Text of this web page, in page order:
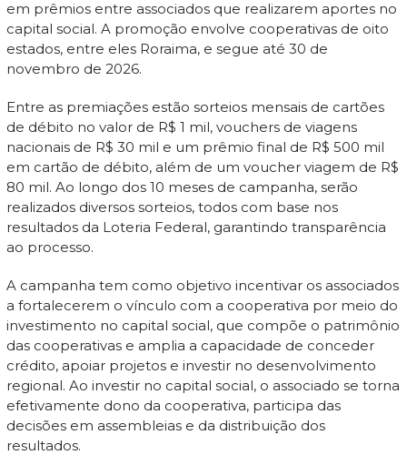
em prêmios entre associados que realizarem aportes no
capital social. A promoção envolve cooperativas de oito
estados, entre eles Roraima, e segue até 30 de
novembro de 2026.
Entre as premiações estão sorteios mensais de cartões
de débito no valor de R$ 1 mil, vouchers de viagens
nacionais de R$ 30 mil e um prêmio final de R$ 500 mil
em cartão de débito, além de um voucher viagem de R$
80 mil. Ao longo dos 10 meses de campanha, serão
realizados diversos sorteios, todos com base nos
resultados da Loteria Federal, garantindo transparência
ao processo.
A campanha tem como objetivo incentivar os associados
a fortalecerem o vínculo com a cooperativa por meio do
investimento no capital social, que compõe o patrimônio
das cooperativas e amplia a capacidade de conceder
crédito, apoiar projetos e investir no desenvolvimento
regional. Ao investir no capital social, o associado se torna
efetivamente dono da cooperativa, participa das
decisões em assembleias e da distribuição dos
resultados.